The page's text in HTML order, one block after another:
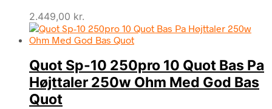
2.449,00 kr.
Quot Sp-10 250pro 10 Quot Bas Pa
Højttaler 250w Ohm Med God Bas
Quot